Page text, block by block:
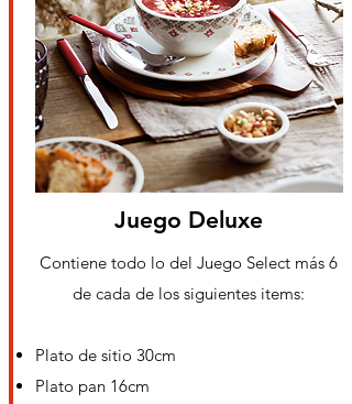
Juego Deluxe
Contiene todo lo del Juego Select más 6
de cada de los siguientes items:
Plato de sitio 30cm
Plato pan 16cm